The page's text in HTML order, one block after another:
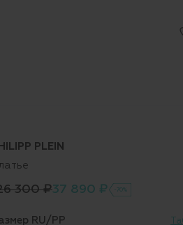
PLEIN
300 ₽37 890 ₽ -70%
RU/PP